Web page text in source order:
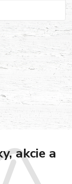
akcie a